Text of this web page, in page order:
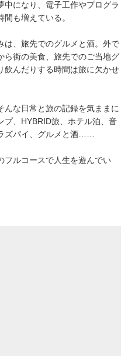
中になり、電子工作やプログラ
間も増えている。
は、旅先でのグルメと酒。外で
ら街の美食、旅先でのご当地グ
飲んだりする時間は旅に欠かせ
んな日常と旅の記録を気ままに
プ、HYBRID旅、ホテル泊、音
ズパイ、グルメと酒……
フルコースで人生を遊んでい